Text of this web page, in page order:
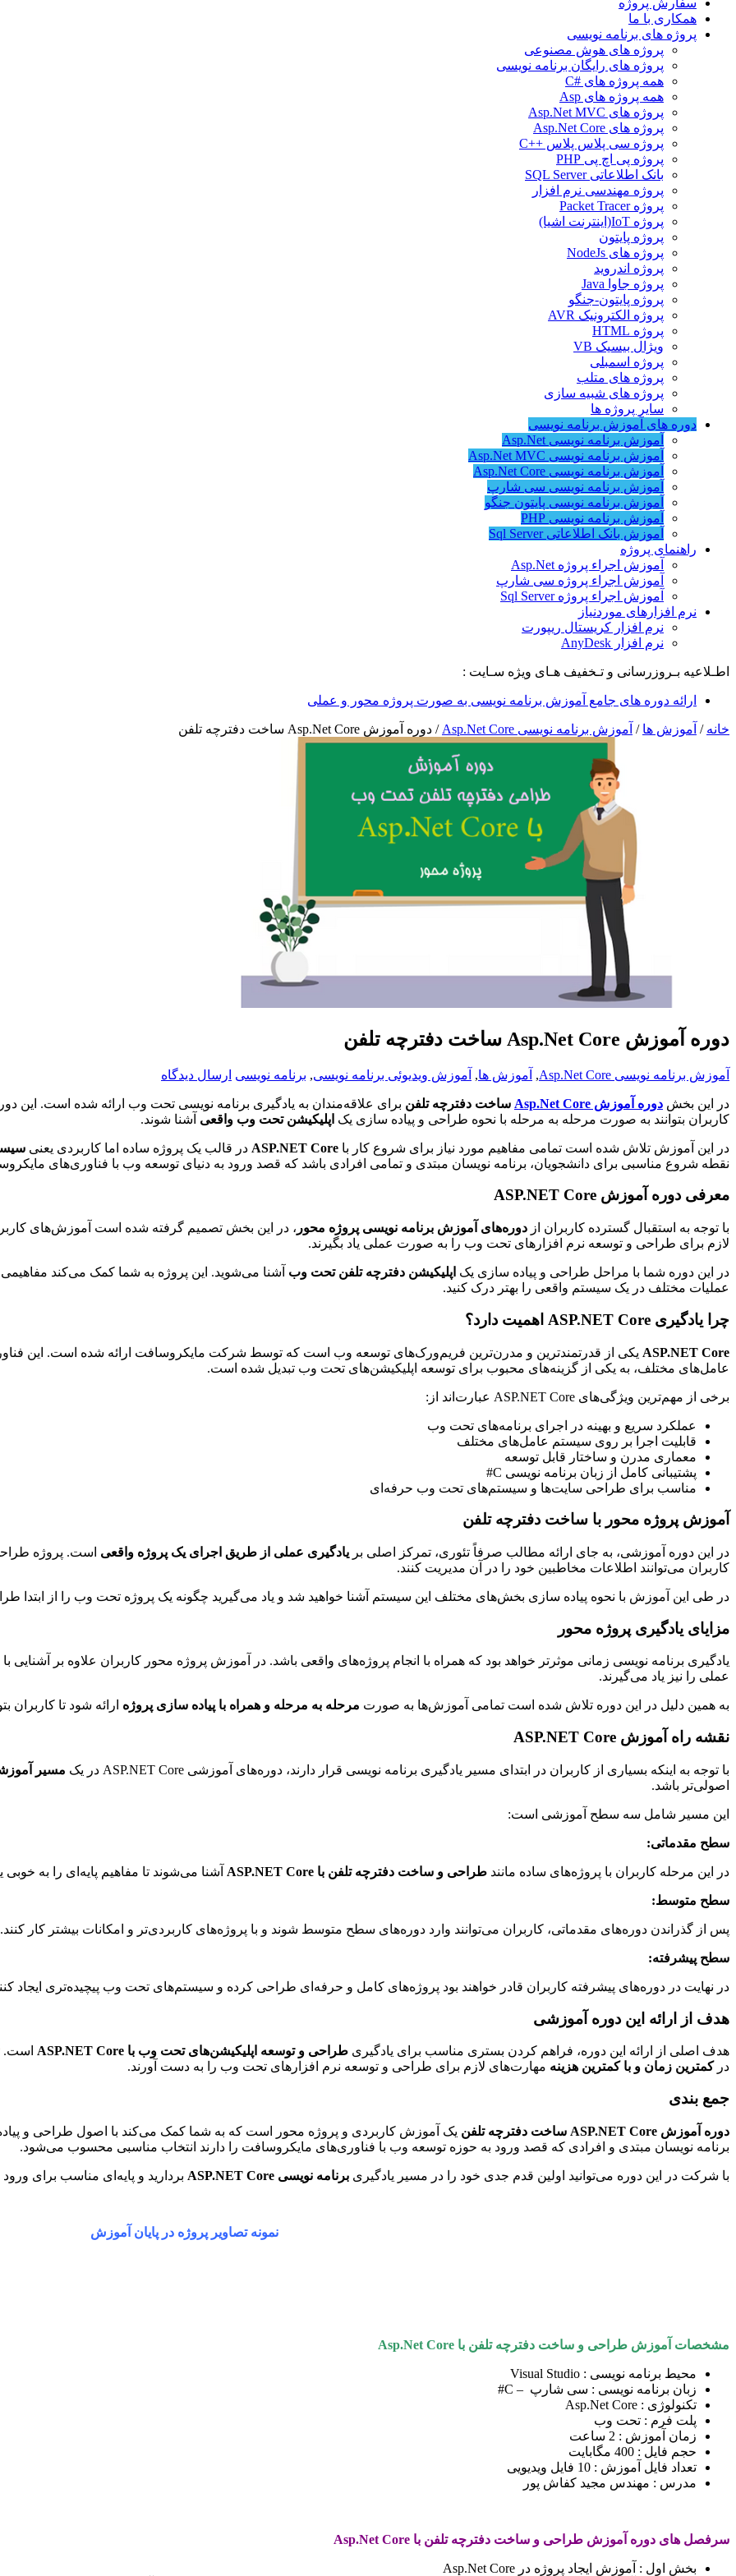
همکاری با ما
پروژه های برنامه نویسی
پروژه های هوش مصنوعی
پروژه های رایگان برنامه نویسی
همه پروژه های #C
همه پروژه های Asp
پروژه های Asp.Net MVC
پروژه های Asp.Net Core
پروژه سی پلاس پلاس ++C
پروژه پی اچ پی PHP
بانک اطلاعاتی SQL Server
پروژه مهندسی نرم افزار
پروژه Packet Tracer
پروژه IoT(اینترنت اشیا)
پروژه پایتون
پروژه های NodeJs
پروژه اندروید
پروژه جاوا Java
پروژه پایتون-جنگو
پروژه الکترونیک AVR
پروژه HTML
ویژال بیسیک VB
پروژه اسمبلی
پروژه های متلب
پروژه های شبیه سازی
سایر پروژه ها
دوره های آموزش برنامه نویسی
آموزش برنامه نویسی Asp.Net
آموزش برنامه نویسی Asp.Net MVC
آموزش برنامه نویسی Asp.Net Core
آموزش برنامه نویسی سی شارپ
آموزش برنامه نویسی پایتون جنگو
آموزش برنامه نویسی PHP
آموزش بانک اطلاعاتی Sql Server
راهنمای پروژه
آموزش اجراء پروژه Asp.Net
آموزش اجراء پروژه سی شارپ
آموزش اجراء پروژه Sql Server
نرم افزارهای موردنیاز
نرم افزار کریستال ریپورت
نرم افزار AnyDesk
اطـلاعیه بـروزرسانی و تـخفیف هـای ویژه سـایت :
ارائه دوره های جامع آموزش برنامه نویسی به صورت پروژه محور و عملی
خانه / آموزش ها / آموزش برنامه نویسی Asp.Net Core / دوره آموزش Asp.Net Core ساخت دفترچه تلفن
دوره آموزش Asp.Net Core ساخت دفترچه تلفن
آموزش برنامه نویسی Asp.Net Core , آموزش ها, آموزش ویدیوئی برنامه نویسی, برنامه نویسی ارسال دیدگاه
در این بخش دوره آموزش Asp.Net Core ساخت دفترچه تلفن برای علاقه‌مندان به یادگیری برنامه نویسی تحت وب ارائه شده است. این
کاربران بتوانند به صورت مرحله به مرحله با نحوه طراحی و پیاده سازی یک اپلیکیشن تحت وب واقعی آشنا شوند.
در این آموزش تلاش شده است تمامی مفاهیم مورد نیاز برای شروع کار با ASP.NET Core در قالب یک پروژه ساده اما کاربردی یعنی
نقطه شروع مناسبی برای دانشجویان، برنامه نویسان مبتدی و تمامی افرادی باشد که قصد ورود به دنیای توسعه وب با فناوری‌های
معرفی دوره آموزش ASP.NET Core
با توجه به استقبال گسترده کاربران از دوره‌های آموزش برنامه نویسی پروژه محور ، در این بخش تصمیم گرفته شده است آموزش‌های
لازم برای طراحی و توسعه نرم افزارهای تحت وب را به صورت عملی یاد بگیرند.
در این دوره شما با مراحل طراحی و پیاده سازی یک اپلیکیشن دفترچه تلفن تحت وب آشنا می‌شوید. این پروژه به شما کمک می‌کند
عملیات مختلف در یک سیستم واقعی را بهتر درک کنید.
چرا یادگیری ASP.NET Core اهمیت دارد؟
ASP.NET Core یکی از قدرتمندترین و مدرن‌ترین فریم‌ورک‌های توسعه وب است که توسط شرکت مایکروسافت ارائه شده است. این
عامل‌های مختلف، به یکی از گزینه‌های محبوب برای توسعه اپلیکیشن‌های تحت وب تبدیل شده است.
برخی از مهم‌ترین ویژگی‌های ASP.NET Core عبارت‌اند از:
عملکرد سریع و بهینه در اجرای برنامه‌های تحت وب
قابلیت اجرا بر روی سیستم عامل‌های مختلف
معماری مدرن و ساختار قابل توسعه
پشتیبانی کامل از زبان برنامه نویسی C#
مناسب برای طراحی سایت‌ها و سیستم‌های تحت وب حرفه‌ای
آموزش پروژه محور با ساخت دفترچه تلفن
در این دوره آموزشی، به جای ارائه مطالب صرفاً تئوری، تمرکز اصلی بر یادگیری عملی از طریق اجرای یک پروژه واقعی است. پروژه
کاربران می‌توانند اطلاعات مخاطبین خود را در آن مدیریت کنند.
در طی این آموزش با نحوه پیاده سازی بخش‌های مختلف این سیستم آشنا خواهید شد و یاد می‌گیرید چگونه یک پروژه تحت وب را از ابتدا
مزایای یادگیری پروژه محور
یادگیری برنامه نویسی زمانی موثرتر خواهد بود که همراه با انجام پروژه‌های واقعی باشد. در آموزش پروژه محور کاربران علاوه بر آشنایی
عملی را نیز یاد می‌گیرند.
به همین دلیل در این دوره تلاش شده است تمامی آموزش‌ها به صورت مرحله به مرحله و همراه با پیاده سازی پروژه ارائه شود تا کاربران
نقشه راه آموزش ASP.NET Core
با توجه به اینکه بسیاری از کاربران در ابتدای مسیر یادگیری برنامه نویسی قرار دارند، دوره‌های آموزشی ASP.NET Core در یک مسیر
اصولی‌تر باشد.
این مسیر شامل سه سطح آموزشی است:
سطح مقدماتی:
در این مرحله کاربران با پروژه‌های ساده مانند طراحی و ساخت دفترچه تلفن با ASP.NET Core آشنا می‌شوند تا مفاهیم پایه‌ای را به خوبی
سطح متوسط:
پس از گذراندن دوره‌های مقدماتی، کاربران می‌توانند وارد دوره‌های سطح متوسط شوند و با پروژه‌های کاربردی‌تر و امکانات بیشتر کار کنند.
سطح پیشرفته:
در نهایت در دوره‌های پیشرفته کاربران قادر خواهند بود پروژه‌های کامل و حرفه‌ای طراحی کرده و سیستم‌های تحت وب پیچیده‌تری ایجاد
هدف از ارائه این دوره آموزشی
هدف اصلی از ارائه این دوره، فراهم کردن بستری مناسب برای یادگیری طراحی و توسعه اپلیکیشن‌های تحت وب با ASP.NET Core
است.
درکمترین زمان و با کمترین هزینه مهارت‌های لازم برای طراحی و توسعه نرم افزارهای تحت وب را به دست آورند.
جمع بندی
دوره آموزش ASP.NET Core ساخت دفترچه تلفن
یک آموزش کاربردی و پروژه محور است که به شما کمک می‌کند با اصول طراحی و
برنامه نویسان مبتدی و افرادی که قصد ورود به حوزه توسعه وب با فناوری‌های مایکروسافت را دارند انتخاب مناسبی محسوب می‌شود.
با شرکت در این دوره می‌توانید اولین قدم جدی خود را در مسیر یادگیری برنامه نویسی ASP.NET Core بردارید و پایه‌ای مناسب برای
نمونه تصاویر پروژه در پایان آموزش
مشخصات آموزش طراحی و ساخت دفترچه تلفن با Asp.Net Core
محیط برنامه نویسی : Visual Studio
زبان برنامه نویسی : سی شارپ – C#
تکنولوژی : Asp.Net Core
پلت فرم : تحت وب
زمان آموزش : 2 ساعت
حجم فایل : 400 مگابایت
تعداد فایل آموزش : 10 فایل ویدیویی
مدرس : مهندس مجید کفاش پور
سرفصل های دوره آموزش طراحی و ساخت دفترچه تلفن با Asp.Net Core
بخش اول : آموزش ایجاد پروژه در Asp.Net Core